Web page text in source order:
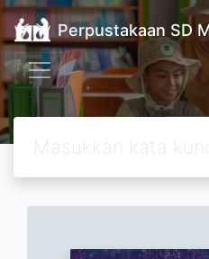
Perpustakaan SD